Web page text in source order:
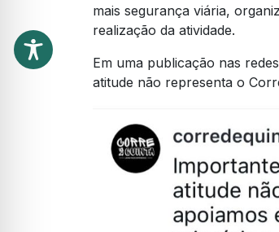
mais segurança viária,
realização da atividade.
Em uma publicação nas
atitude não representa o